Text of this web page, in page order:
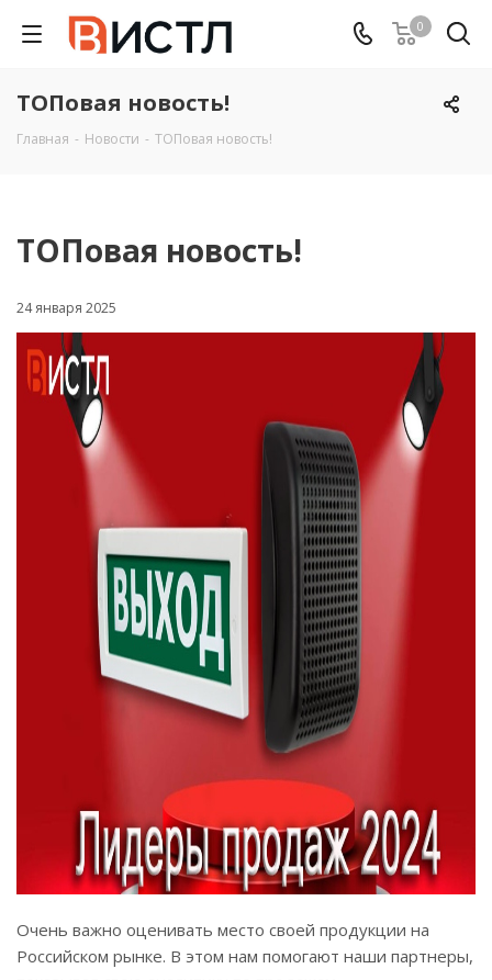
0
ТОПовая новость!
Главная - Новости - ТОПовая новость!
ТОПовая новость!
24 января 2025
Очень важно оценивать место своей продукции на
Российском рынке. В этом нам помогают наши партнеры,